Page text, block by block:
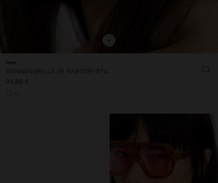
+
New
SONNENBRILLE IM AVIATOR-STIL
25,99 €